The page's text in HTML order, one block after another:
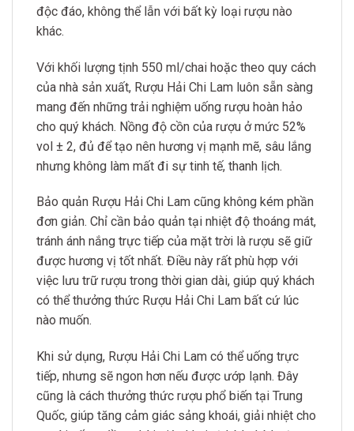
độc đáo, không thể lẫn với bất kỳ loại rượu nào
khác.
Với khối lượng tịnh 550 ml/chai hoặc theo quy cách
của nhà sản xuất, Rượu Hải Chi Lam luôn sẵn sàng
mang đến những trải nghiệm uống rượu hoàn hảo
cho quý khách. Nồng độ cồn của rượu ở mức 52%
vol ± 2, đủ để tạo nên hương vị mạnh mẽ, sâu lắng
nhưng không làm mất đi sự tinh tế, thanh lịch.
Bảo quản Rượu Hải Chi Lam cũng không kém phần
đơn giản. Chỉ cần bảo quản tại nhiệt độ thoáng mát,
tránh ánh nắng trực tiếp của mặt trời là rượu sẽ giữ
được hương vị tốt nhất. Điều này rất phù hợp với
việc lưu trữ rượu trong thời gian dài, giúp quý khách
có thể thưởng thức Rượu Hải Chi Lam bất cứ lúc
nào muốn.
Khi sử dụng, Rượu Hải Chi Lam có thể uống trực
tiếp, nhưng sẽ ngon hơn nếu được ướp lạnh. Đây
cũng là cách thưởng thức rượu phổ biến tại Trung
Quốc, giúp tăng cảm giác sảng khoái, giải nhiệt cho